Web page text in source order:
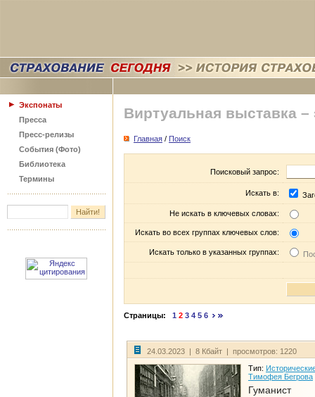
Экспонаты
Пресса
Пресс-релизы
События (Фото)
Библиотека
Термины
Виртуальная выставка –
Главная / Поиск
Поисковый запрос:
Искать в:
Не искать в ключевых словах:
Искать во всех группах ключевых слов:
Искать только в указанных группах:
Страницы: 1 2 3 4 5 6
24.03.2023 | 8 Кбайт | просмотров: 1220
Тип:
Тимофея Бегрова
Гуманист